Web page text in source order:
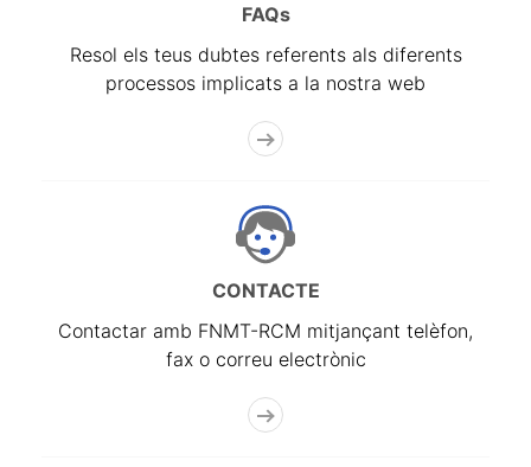
FAQs
Resol els teus dubtes referents als diferents
processos implicats a la nostra web
CONTACTE
Contactar amb FNMT-RCM mitjançant telèfon,
fax o correu electrònic